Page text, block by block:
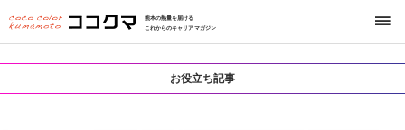
熊本の熱量を届ける
これからのキャリアマガジン
お役立ち記事